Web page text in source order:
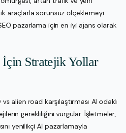
araçlarla sorunsuz ölçeklemeyi
pazarlama için en iyi ajans olarak
İçin Stratejik Yollar
vs alien road karşılaştırması AI odaklı
gerekliliğini vurgular. İşletmeler,
yenilikçi AI pazarlamayla